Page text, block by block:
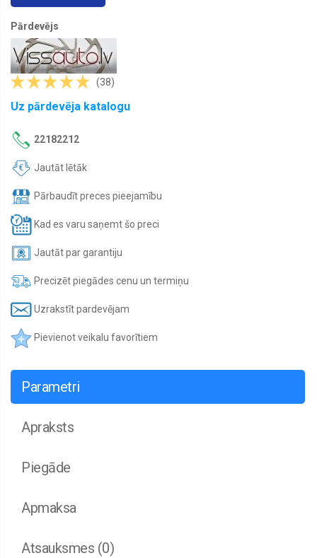
Lukturu
vadības
bloki
Lukturi
kravas
automašīnām
Miglas
lukturi
automašīnām
Pagrieziena
lukturi
kravas
automašīnām
Papildlukturi
Spārni
Spārnu
sargi
arkas
Remontdaļas
sliekšņi
durvis
Dzinēju
Bremžu
Spoguļi,
korpusi,
Spoguļu
Gāzes
Pārdevējs
(38)
Uz pārdevēja katalogu
22182212
Jautāt lētāk
Pārbaudīt preces pieejamību
Kad es varu saņemt šo preci
Jautāt par garantiju
Precizēt piegādes cenu un termiņu
Uzrakstīt pardevējam
Pievienot veikalu favorītiem
Parametri
Apraksts
Piegāde
Apmaksa
Atsauksmes (0)